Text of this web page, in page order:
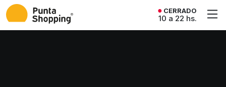
CERRADO
10 a 22 hs.